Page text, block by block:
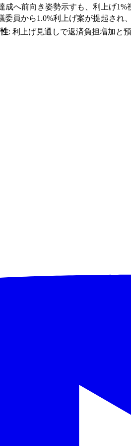
成へ前向き姿勢示すも、利上げ1%
委員から1.0%利上げ案が提起され
: 利上げ見通しで返済負担増加と